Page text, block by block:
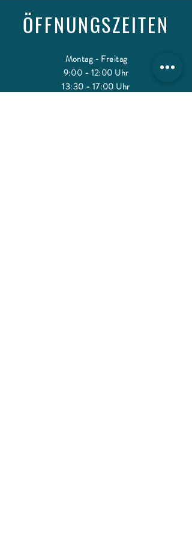
ÖFFNUNGSZEITEN
Montag - Freitag
9:00 - 12:00 Uhr
13:30 - 17:00 Uhr